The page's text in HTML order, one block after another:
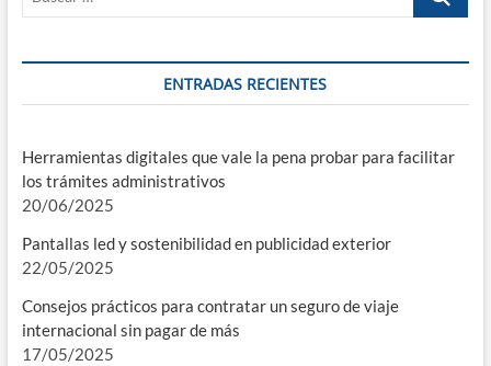
ENTRADAS RECIENTES
Herramientas digitales que vale la pena probar para facilitar
los trámites administrativos
20/06/2025
Pantallas led y sostenibilidad en publicidad exterior
22/05/2025
Consejos prácticos para contratar un seguro de viaje
internacional sin pagar de más
17/05/2025